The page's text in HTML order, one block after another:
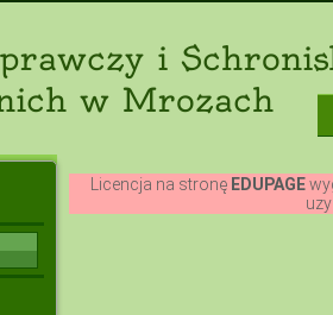
i
w Mrozach
Licencja na stronę EDUPAGE